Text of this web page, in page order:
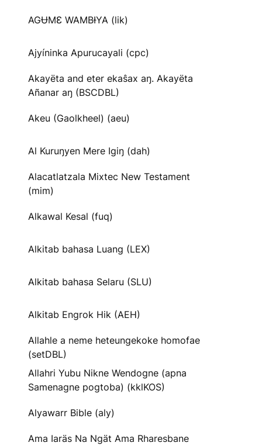
AGɄMƐ WAMBƗYA (lik)
Ajyíninka Apurucayali (cpc)
Akayëta and eter ekaŝax aŋ. Akayëta
Añanar aŋ (BSCDBL)
Akeu (Gaolkheel) (aeu)
Al Kuruŋyen Mere Igiŋ (dah)
Alacatlatzala Mixtec New Testament
(mim)
Alkawal Kesal (fuq)
Alkitab bahasa Luang (LEX)
Alkitab bahasa Selaru (SLU)
Alkitab Engrok Hik (AEH)
Allahle a neme heteungekoke homofae
(setDBL)
Allahri Yubu Nikne Wendogne (apna
Samenagne pogtoba) (kklKOS)
Alyawarr Bible (aly)
Ama Iaräs Na Ngät Ama Rharesbane